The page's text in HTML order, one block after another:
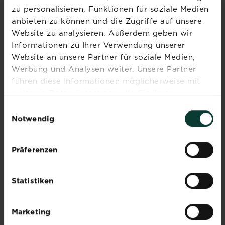
zu personalisieren, Funktionen für soziale Medien
anbieten zu können und die Zugriffe auf unsere
Website zu analysieren. Außerdem geben wir
Informationen zu Ihrer Verwendung unserer
Website an unsere Partner für soziale Medien,
Werbung und Analysen weiter. Unsere Partner
führen diese Informationen möglicherweise mit
weiteren Daten zusammen, die Sie ihnen
Nutzung der Dienste gesammelt haben.
Notwendig
Präferenzen
Statistiken
Marketing
INSPIRATION & RATGEBER
Alle Artikel entdecken
Nährstoffspeicher
unter